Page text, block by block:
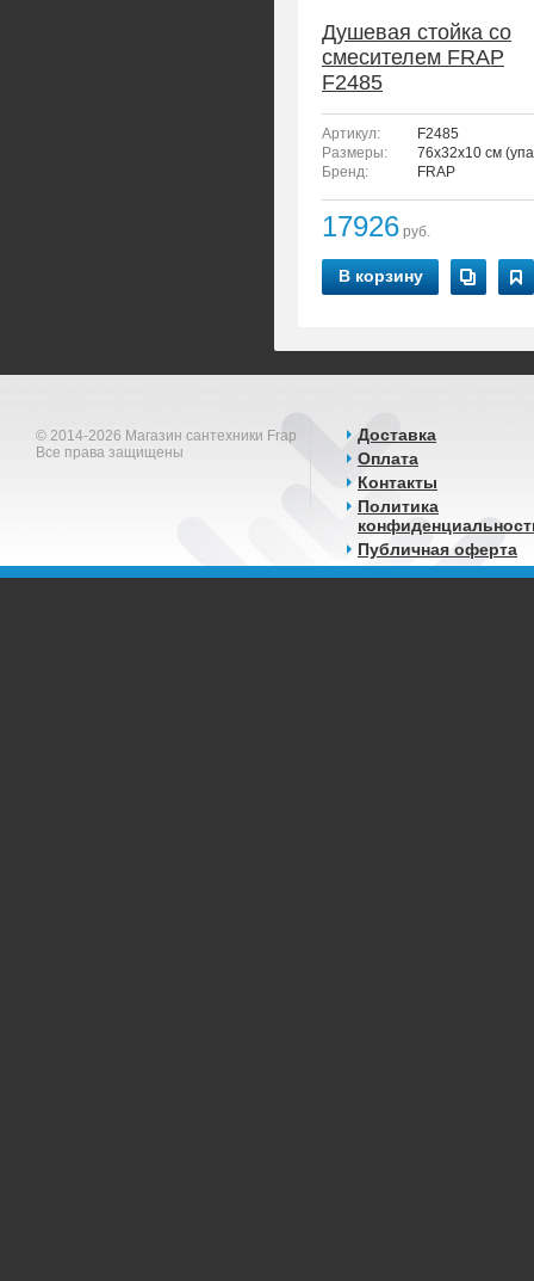
Душевая стойка со
смесителем FRAP
F2485
Артикул:
F2485
Размеры:
76x32x10 см
Бренд:
FRAP
17926 руб.
В корзину
© 2014-2026 Магазин сантехники Frap
Все права защищены
Доставка
Оплата
Контакты
Политика
Публичная оферта